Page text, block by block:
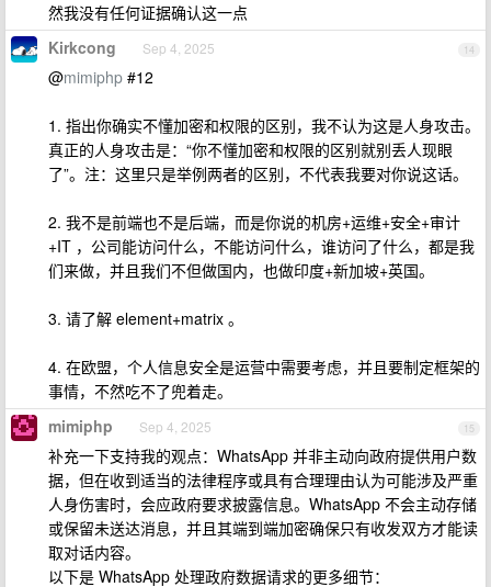
然我没有任何证据确认这一点
14
Kirkcong Sep 4, 2025
@mimiphp #12
1. 指出你确实不懂加密和权限的区别，我不认为这是人身攻击。
真正的人身攻击是：“你不懂加密和权限的区别就别丢人现眼
了”。注：这里只是举例两者的区别，不代表我要对你说这话。
2. 我不是前端也不是后端，而是你说的机房+运维+安全+审计
+IT ，公司能访问什么，不能访问什么，谁访问了什么，都是我
们来做，并且我们不但做国内，也做印度+新加坡+英国。
3. 请了解 element+matrix 。
4. 在欧盟，个人信息安全是运营中需要考虑，并且要制定框架的
事情，不然吃不了兜着走。
15
mimiphp Sep 4, 2025
补充一下支持我的观点：WhatsApp 并非主动向政府提供用户数
据，但在收到适当的法律程序或具有合理理由认为可能涉及严重
人身伤害时，会应政府要求披露信息。WhatsApp 不会主动存储
或保留未送达消息，并且其端到端加密确保只有收发双方才能读
取对话内容。
以下是 WhatsApp 处理政府数据请求的更多细节：